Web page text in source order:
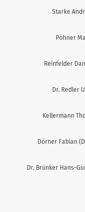
Starke
Pöhner
Reinfelder
Dr. Redler
Kellermann
Dörner Fabian
Dr. Brünker Hans-